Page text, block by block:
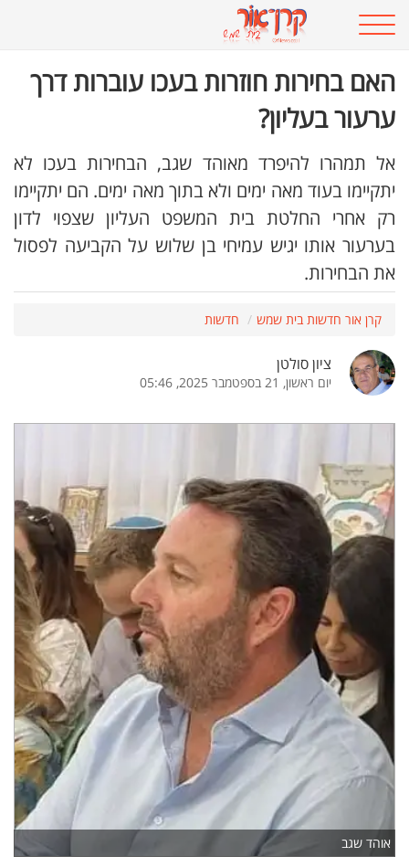
האם בחירות חוזרות בעכו עוברות דרך
ערעור בעליון?
אל תמהרו להיפרד מאוהד שגב, הבחירות בעכו לא
יתקיימו בעוד מאה ימים ולא בתוך מאה ימים. הם יתקיימו
רק אחרי החלטת בית המשפט העליון שצפוי לדון
בערעור אותו יגיש עמיחי בן שלוש על הקביעה לפסול
את הבחירות.
קרן אור חדשות בית שמש חדשות
ציון סולטן
יום ראשון, 21 בספטמבר 2025, 05:46
אוהד שגב